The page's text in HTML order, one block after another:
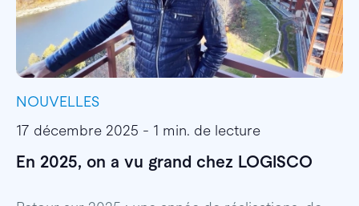
NOUVELLES
17 décembre 2025 - 1 min. de lecture
En 2025, on a vu grand chez LOGISCO